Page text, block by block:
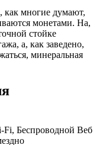
как многие думают,
монетами. На,
стойке
а, как заведено,
минеральная
Fi, Беспроводной Веб